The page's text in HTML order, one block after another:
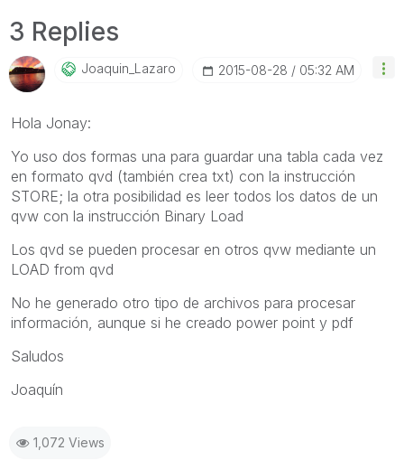
3 Replies
Joaquin_Lazaro ‎2015-08-28 05:32 AM
Hola Jonay:
Yo uso dos formas una para guardar una tabla cada vez
en formato qvd (también crea txt) con la instrucción
STORE; la otra posibilidad es leer todos los datos de un
qvw con la instrucción Binary Load
Los qvd se pueden procesar en otros qvw mediante un
LOAD from qvd
No he generado otro tipo de archivos para procesar
información, aunque si he creado power point y pdf
Saludos
Joaquín
1,072 Views